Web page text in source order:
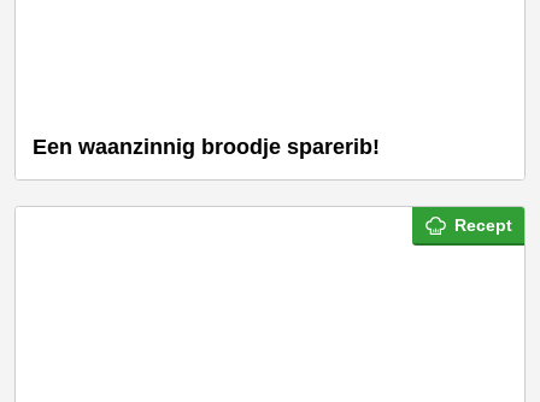
Een waanzinnig broodje sparerib!
Recept